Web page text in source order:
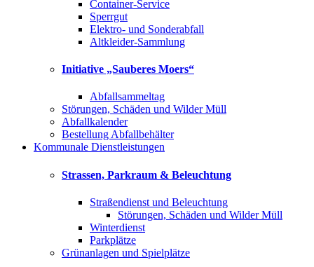
Container-Service
Sperrgut
Elektro- und Sonderabfall
Altkleider-Sammlung
Initiative „Sauberes Moers“
Abfallsammeltag
Störungen, Schäden und Wilder Müll
Abfallkalender
Bestellung Abfallbehälter
Kommunale Dienstleistungen
Strassen, Parkraum & Beleuchtung
Straßendienst und Beleuchtung
Störungen, Schäden und Wilder Müll
Winterdienst
Parkplätze
Grünanlagen und Spielplätze